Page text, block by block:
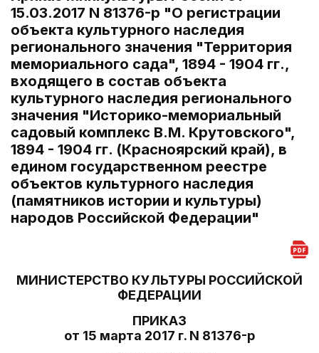
15.03.2017 N 81376-р "О регистрации
объекта культурного наследия
регионального значения "Территория
мемориального сада", 1894 - 1904 гг.,
входящего в состав объекта
культурного наследия регионального
значения "Историко-мемориальный
садовый комплекс В.М. Крутовского",
1894 - 1904 гг. (Красноярский край), в
едином государственном реестре
объектов культурного наследия
(памятников истории и культуры)
народов Российской Федерации"
МИНИСТЕРСТВО КУЛЬТУРЫ РОССИЙСКОЙ
ФЕДЕРАЦИИ
ПРИКАЗ
от 15 марта 2017 г. N 81376-р